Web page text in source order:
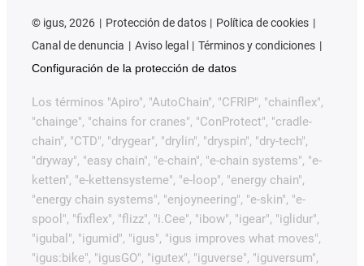
© igus, 2026 Protección de datos
Política de cookies
Canal de denuncia
Aviso legal
Términos y condiciones
Configuración de la protección de datos
Los términos "Apiro", "AutoChain", "CFRIP", "chainflex",
"chainge", "chains for cranes", "ConProtect", "cradle-
chain", "CTD", "drygear", "drylin", "dryspin", "dry-tech",
"dryway", "easy chain", "e-chain", "e-chain systems", "e-
ketten", "e-kettensysteme", "e-loop", "energy chain",
"energy chain systems", "enjoyneering", "e-skin", "e-
spool", "fixflex", "flizz", "i.Cee", "ibow", "igear", "iglidur",
"igubal", "igumid", "igus", "igus improves what moves",
"igus:bike", "igusGO", "igutex", "iguverse", "iguversum",